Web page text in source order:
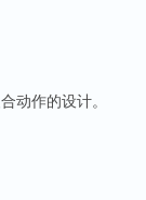
动作的设计。